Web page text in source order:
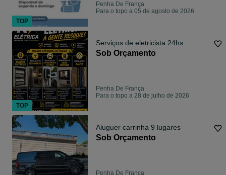
Penha De França
Para o topo a 05 de agosto de 2026
Serviços de eletricista 24hs
Sob Orçamento
Penha De França
Para o topo a 28 de julho de 2026
Aluguer carrinha 9 lugares
Sob Orçamento
Penha De França
TOP
TOP